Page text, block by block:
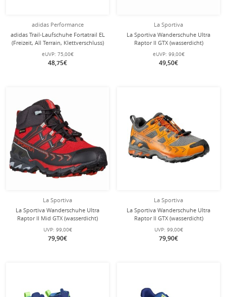
adidas Performance
adidas Trail-Laufschuhe Fortatrail EL
(Freizeit, All Terrain, Klettverschluss)
royalblau Kinder
eUVP: 75,00€
48,75€
La Sportiva
La Sportiva Wanderschuhe Ultra
Raptor II GTX (wasserdicht)
grün/pine Kinder
eUVP: 99,00€
49,50€
La Sportiva
La Sportiva Wanderschuhe Ultra
Raptor II Mid GTX (wasserdicht)
rot/schwarz Kinder
UVP: 99,00€
79,90€
La Sportiva
La Sportiva Wanderschuhe Ultra
Raptor II GTX (wasserdicht)
orange/grau Kinder
UVP: 99,00€
79,90€